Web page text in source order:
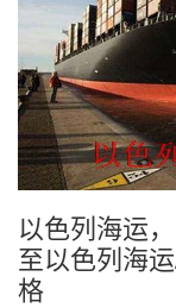
以色列海运
至以色列海
格